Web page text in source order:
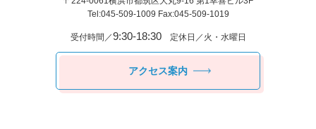
Tel:045-509-1009 Fax:045-509-1019
受付時間／9:30-18:30定休日／火・水曜日
アクセス案内